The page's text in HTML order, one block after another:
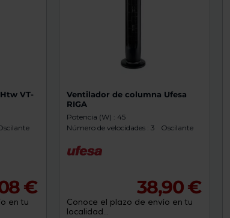
VT-
€
en tu
Ventilador de columna Ufesa
RIGA
Potencia (W) : 45
Número de velocidades : 3
Oscilante
38,90 €
Conoce el plazo de envío en tu
localidad...